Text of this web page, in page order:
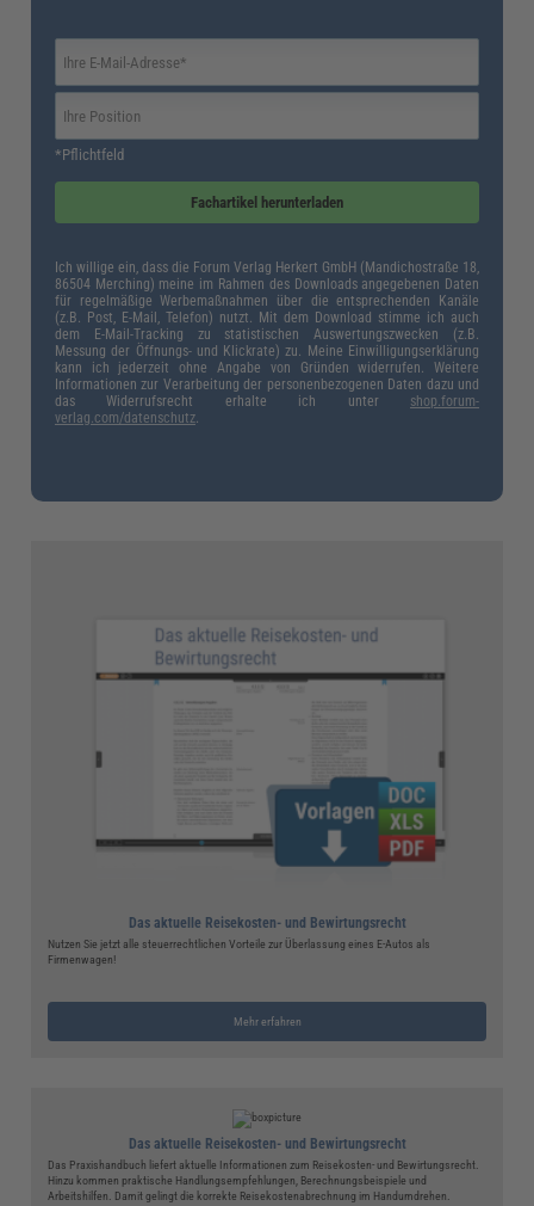
*Pflichtfeld
Fachartikel herunterladen
Ich willige ein, dass die Forum Verlag Herkert GmbH (Mandichostraße 18,
86504 Merching) meine im Rahmen des Downloads angegebenen Daten
für regelmäßige Werbemaßnahmen über die entsprechenden Kanäle
(z.B. Post, E-Mail, Telefon) nutzt. Mit dem Download stimme ich auch
dem E-Mail-Tracking zu statistischen Auswertungszwecken (z.B.
Messung der Öffnungs- und Klickrate) zu. Meine Einwilligungserklärung
kann ich jederzeit ohne Angabe von Gründen widerrufen. Weitere
Informationen zur Verarbeitung der personenbezogenen Daten dazu und
das Widerrufsrecht erhalte ich unter shop.forum-
verlag.com/datenschutz.
Verbrenner
Nutzung umweltfreundlicher Dienstfahrzeuge schaffen und die Verbreitung
von Elektroautos im Firmenwagenbereich fördern. Allerdings gelten die
Sonderregelungen zeitlich befristet.
Wie lange gilt die 0,25-Prozent-Regelung für Elektroautos?
Das aktuelle Reisekosten- und Bewirtungsrecht
Nutzen Sie jetzt alle steuerrechtlichen Vorteile zur Überlassung eines E-Autos als
Firmenwagen!
Mehr erfahren
Das aktuelle Reisekosten- und Bewirtungsrecht
Das Praxishandbuch liefert aktuelle Informationen zum Reisekosten- und Bewirtungsrecht.
Hinzu kommen praktische Handlungsempfehlungen, Berechnungsbeispiele und
Arbeitshilfen. Damit gelingt die korrekte Reisekostenabrechnung im Handumdrehen.